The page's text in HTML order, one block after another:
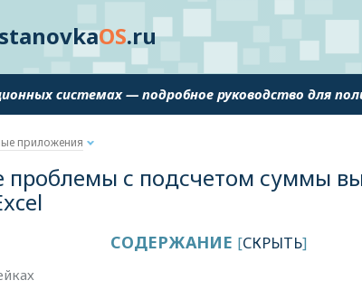
OS.ru
системах — подробное руководство для
приложения
проблемы с подсчетом суммы
СОДЕРЖАНИЕ [СКРЫТЬ]